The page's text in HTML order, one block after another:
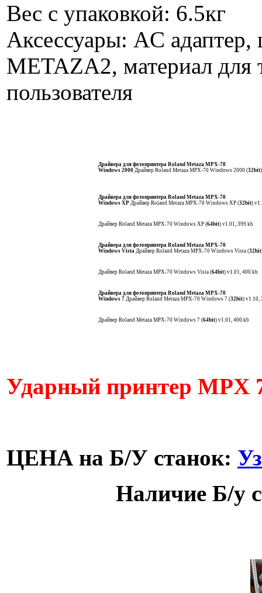
Вес с упаковкой: 6.5кг
Аксессуары: AC
METAZA2, материал для
пользователя
Драйвера для фотопринтера Roland Metaza MPX-70
Windows 2000 Драйвер Roland Metaza MPX-70 Windows 2000 (32bit
Драйвера для фотопринтера Roland Metaza MPX-70
Windows XP Драйвер Roland Metaza MPX-70 Windows XP (32bit)
Драйвер Roland Metaza MPX-70 Windows XP (64bit) v1.01, 399 kb
Драйвера для фотопринтера Roland Metaza MPX-70
Windows Vista Драйвер Roland Metaza MPX-70 Windows Vista (32bit
Драйвер Roland Metaza MPX-70 Windows Vista (64bit) v1.01, 400 kb
Драйвера для фотопринтера Roland Metaza MPX-70
Windows 7 Драйвер Roland Metaza MPX-70 Windows 7 (32bit) v1.10,
Драйвер Roland Metaza MPX-70 Windows 7 (64bit) v1.01, 400 kb
Ударный принтер MPX
ЦЕНА на Б/У станок:
Наличие Б/у